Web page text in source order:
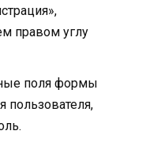
правом углу
поля формы
пользователя,